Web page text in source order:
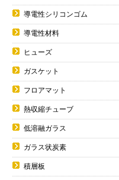
導電性シリコンゴム
導電性材料
ヒューズ
ガスケット
フロアマット
熱収縮チューブ
低溶融ガラス
ガラス状炭素
積層板